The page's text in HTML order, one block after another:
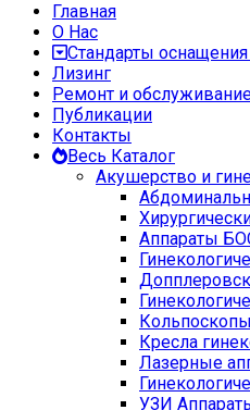
Главная
О Нас
Стандарты
Лизинг
Ремонт и
Публикации
Контакты
Весь Каталог
Акушерство и
Аппараты
Кресла
Лазерные
УЗИ